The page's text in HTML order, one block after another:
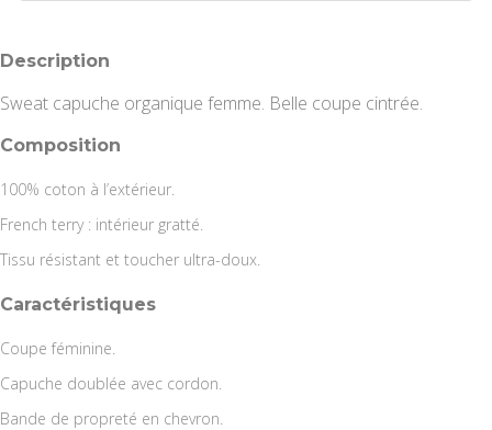
Description
Sweat capuche organique femme. Belle coupe cintrée.
Composition
100% coton à l’extérieur.
French terry : intérieur gratté.
Tissu résistant et toucher ultra-doux.
Caractéristiques
Coupe féminine.
Capuche doublée avec cordon.
Bande de propreté en chevron.